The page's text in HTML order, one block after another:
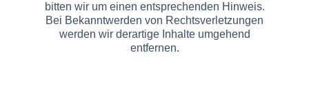
bitten wir um einen entsprechenden Hinweis.
Bei Bekanntwerden von Rechtsverletzungen
werden wir derartige Inhalte umgehend
entfernen.